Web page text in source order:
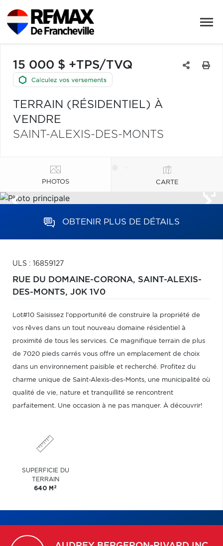
15 000 $ +TPS/TVQ
TERRAIN (RÉSIDENTIEL) À
VENDRE
SAINT-ALEXIS-DES-MONTS
PHOTOS CARTE
OBTENIR PLUS DE DÉTAILS
ULS : 16859127
RUE DU DOMAINE-CORONA, SAINT-ALEXIS-
DES-MONTS, J0K 1V0
Lot#10 Saisissez l'opportunité de construire la propriété de
vos rêves dans un tout nouveau domaine résidentiel à
proximité de tous les services. Ce magnifique terrain de plus
de 7020 pieds carrés vous offre un emplacement de choix
dans un environnement paisible et recherché. Profitez du
charme unique de Saint-Alexis-des-Monts, une municipalité où
qualité de vie, nature et tranquillité se rencontrent
parfaitement. Une occasion à ne pas manquer. À découvrir!
SUPERFICIE DU
TERRAIN
640 M 2